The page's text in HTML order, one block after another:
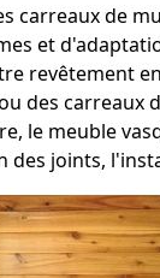
carreaux de
et
revêtement
des carreaux
le meuble
des joints,